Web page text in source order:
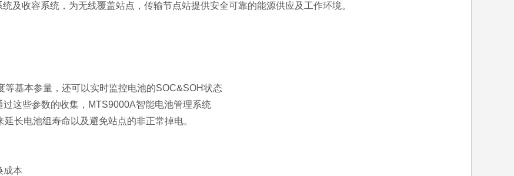
及收容系统，为无线覆盖站点，传输节点站提供安全可靠的能源供应及工作环境。
基本参量，还可以实时监控电池的SOC&SOH状态
这些参数的收集，MTS9000A智能电池管理系统
长电池组寿命以及避免站点的非正常掉电。
成本